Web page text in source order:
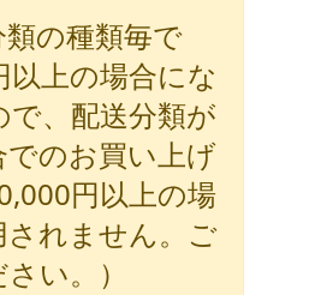
類の種類毎で
以上の場合にな
で、配送分類が
でのお買い上げ
円以上の場
されません。ご
い。）